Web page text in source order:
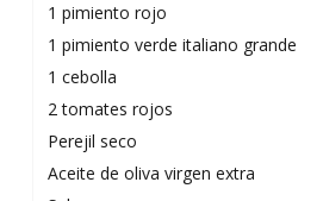
1 pimiento rojo
1 pimiento verde italiano grande
1 cebolla
2 tomates rojos
Perejil seco
Aceite de oliva virgen extra